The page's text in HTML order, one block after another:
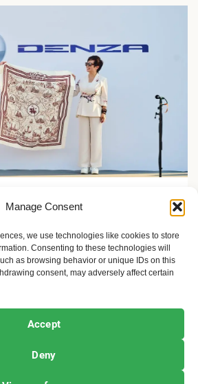
Manage Consent
we use technologies like cookies to store
Consenting to these technologies will
as browsing behavior or unique IDs on this
consent, may adversely affect certain
Accept
Deny
Iršević
i održivost
reserved.